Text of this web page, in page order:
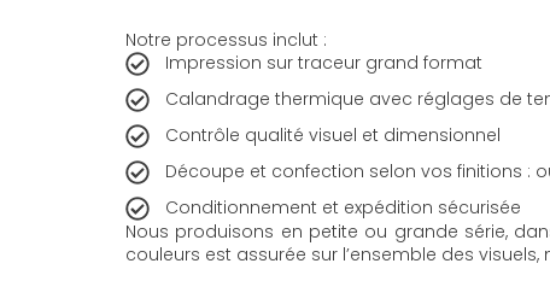
Notre processus inclut :
Impression sur traceur grand format
Calandrage thermique avec réglages de
Contrôle qualité visuel et dimensionnel
Découpe et confection selon vos finitions :
Conditionnement et expédition sécurisée
Nous produisons en petite ou grande série,
couleurs est assurée sur l’ensemble des